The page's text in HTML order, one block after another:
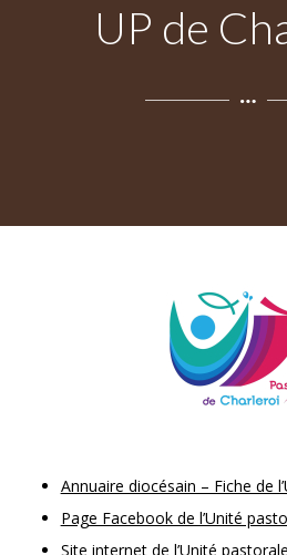
UP de
Annuaire diocésain – Fiche de
Page Facebook de l’Unité
Site internet de l’Unité pastorale